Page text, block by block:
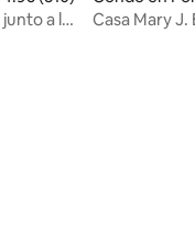
a la
Casa Mary